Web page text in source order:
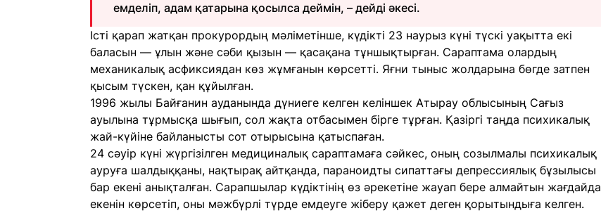
емделіп, адам қатарына қосылса деймін, – дейді әкесі.
Істі қарап жатқан прокурордың мәліметінше, күдікті 23 наурыз күні түскі уақытта екі
баласын — ұлын және сәби қызын — қасақана тұншықтырған. Сараптама олардың
механикалық асфиксиядан көз жұмғанын көрсетті. Яғни тыныс жолдарына бөгде затпен
қысым түскен, қан құйылған.
1996 жылы Байғанин ауданында дүниеге келген келіншек Атырау облысының Сағыз
ауылына тұрмысқа шығып, сол жақта отбасымен бірге тұрған. Қазіргі таңда психикалық
жай-күйіне байланысты сот отырысына қатыспаған.
24 сәуір күні жүргізілген медициналық сараптамаға сәйкес, оның созылмалы психикалық
ауруға шалдыққаны, нақтырақ айтқанда, параноидты сипаттағы депрессиялық бұзылысы
бар екені анықталған. Сарапшылар күдіктінің өз әрекетіне жауап бере алмайтын жағдайда
екенін көрсетіп, оны мәжбүрлі түрде емдеуге жіберу қажет деген қорытындыға келген.